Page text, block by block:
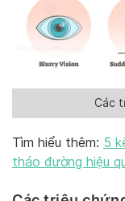
Các
Tìm hiểu thêm: 5
tháo đường hiệu